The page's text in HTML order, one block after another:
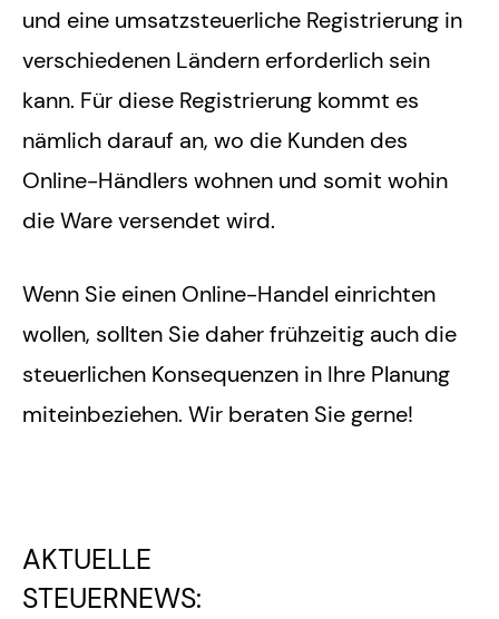
und eine umsatzsteuerliche Registrierung in
verschiedenen Ländern erforderlich sein
kann. Für diese Registrierung kommt es
nämlich darauf an, wo die Kunden des
Online-Händlers wohnen und somit wohin
die Ware versendet wird.
Wenn Sie einen Online-Handel einrichten
wollen, sollten Sie daher frühzeitig auch die
steuerlichen Konsequenzen in Ihre Planung
miteinbeziehen. Wir beraten Sie gerne!
AKTUELLE
STEUERNEWS: